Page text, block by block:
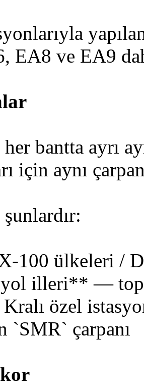
EA8 ve EA9
bantta ayrı
için aynı
100 ülkeleri /
illeri** —
özel
`SMR` çarpanı